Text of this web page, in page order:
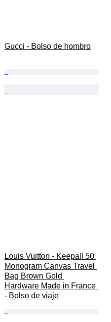
Gucci - Bolso de hombro
Louis Vuitton - Keepall 50
Monogram Canvas Travel
Bag Brown Gold
Hardware Made in France
- Bolso de viaje